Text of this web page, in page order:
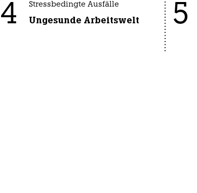
4 Stressbedingte Ausfälle
Ungesunde Arbeitswelt 5